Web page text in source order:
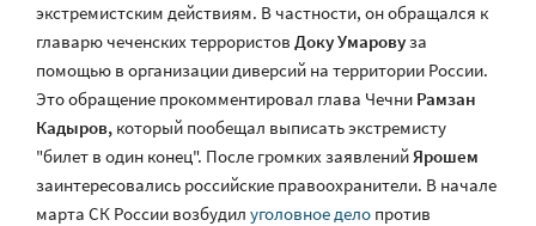
экстремистским действиям. В частности, он обращался к
главарю чеченских террористов Доку Умаровуза
помощью в организации диверсий на территории России.
Это обращение прокомментировал глава Чечни Рамзан
Кадыров, который пообещал выписать экстремисту
"билет в один конец". После громких заявленийЯрошем
заинтересовались российские правоохранители. В начале
марта СК России возбудил уголовное дело против